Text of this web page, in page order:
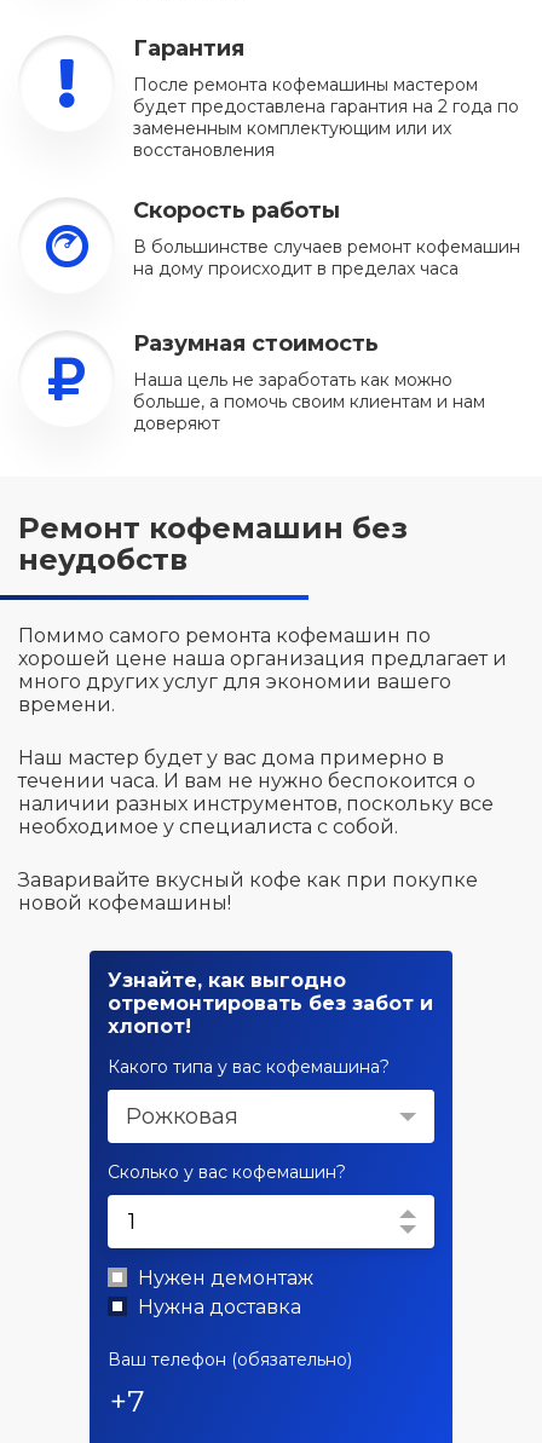
Гарантия
После ремонта кофемашины мастером
будет предоставлена гарантия на 2 года по
замененным комплектующим или их
восстановления
Скорость работы
В большинстве случаев ремонт кофемашин
на дому происходит в пределах часа
Разумная стоимость
Наша цель не заработать как можно
больше, а помочь своим клиентам и нам
доверяют
Ремонт кофемашин без
неудобств
Помимо самого ремонта кофемашин по
хорошей цене наша организация предлагает и
много других услуг для экономии вашего
времени.
Наш мастер будет у вас дома примерно в
течении часа. И вам не нужно беспокоится о
наличии разных инструментов, поскольку все
необходимое у специалиста с собой.
Заваривайте вкусный кофе как при покупке
новой кофемашины!
Узнайте, как выгодно
отремонтировать без забот и
хлопот!
Какого типа у вас кофемашина?
Рожковая
Сколько у вас кофемашин?
Нужен демонтаж
Нужна доставка
Ваш телефон (обязательно)